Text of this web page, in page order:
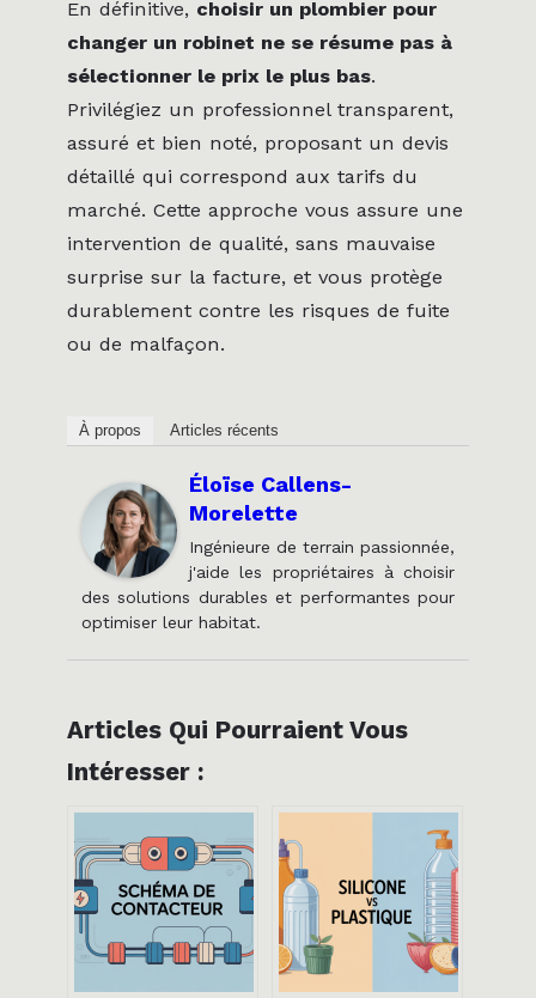
En définitive, choisir un plombier pour
changer un robinet ne se résume pas à
sélectionner le prix le plus bas.
Privilégiez un professionnel transparent,
assuré et bien noté, proposant un devis
détaillé qui correspond aux tarifs du
marché. Cette approche vous assure une
intervention de qualité, sans mauvaise
surprise sur la facture, et vous protège
durablement contre les risques de fuite
ou de malfaçon.
À propos Articles récents
Éloïse Callens-
Morelette
Ingénieure de terrain passionnée,
j'aide les propriétaires à choisir
des solutions durables et performantes pour
optimiser leur habitat.
Articles Qui Pourraient Vous
Intéresser :